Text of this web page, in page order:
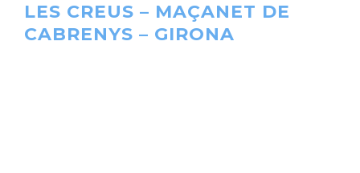
LES CREUS – MAÇANET DE
CABRENYS – GIRONA